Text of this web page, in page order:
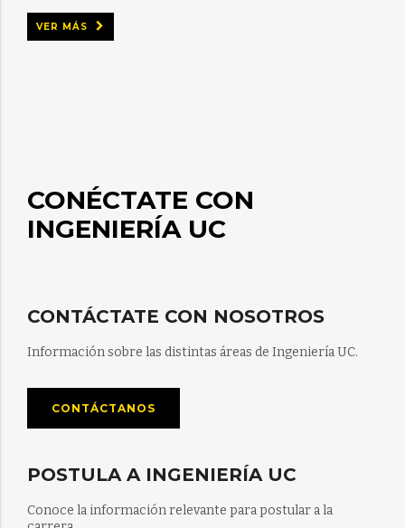
VER MÁS
CONÉCTATE CON
INGENIERÍA UC
CONTÁCTATE CON NOSOTROS
Información sobre las distintas áreas de Ingeniería UC.
CONTÁCTANOS
POSTULA A INGENIERÍA UC
Conoce la información relevante para postular a la